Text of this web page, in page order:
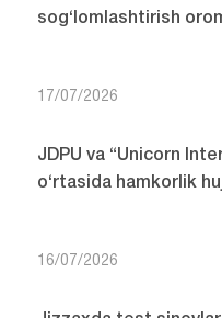
sog‘lomlashtirish
17/07/2026
JDPU va “Unicorn
o‘rtasida hamkorlik
16/07/2026